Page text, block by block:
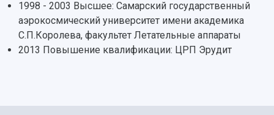
1998 - 2003 Высшее: Самарский государственный
аэрокосмический университет имени академика
С.П.Королева, факультет Летательные аппараты
2013 Повышение квалификации: ЦРП Эрудит